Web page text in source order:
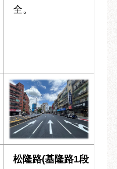
全。
松隆路(基隆路1段